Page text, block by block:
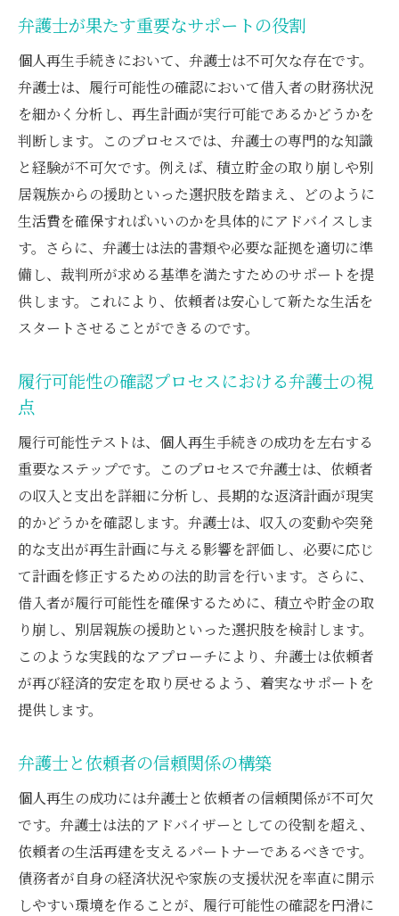
弁護士が果たす重要なサポートの役割
個人再生手続きにおいて、弁護士は不可欠な存在です。
弁護士は、履行可能性の確認において借入者の財務状況
を細かく分析し、再生計画が実行可能であるかどうかを
判断します。このプロセスでは、弁護士の専門的な知識
と経験が不可欠です。例えば、積立貯金の取り崩しや別
居親族からの援助といった選択肢を踏まえ、どのように
生活費を確保すればいいのかを具体的にアドバイスしま
す。さらに、弁護士は法的書類や必要な証拠を適切に準
備し、裁判所が求める基準を満たすためのサポートを提
供します。これにより、依頼者は安心して新たな生活を
スタートさせることができるのです。
履行可能性の確認プロセスにおける弁護士の視
点
履行可能性テストは、個人再生手続きの成功を左右する
重要なステップです。このプロセスで弁護士は、依頼者
の収入と支出を詳細に分析し、長期的な返済計画が現実
的かどうかを確認します。弁護士は、収入の変動や突発
的な支出が再生計画に与える影響を評価し、必要に応じ
て計画を修正するための法的助言を行います。さらに、
借入者が履行可能性を確保するために、積立や貯金の取
り崩し、別居親族の援助といった選択肢を検討します。
このような実践的なアプローチにより、弁護士は依頼者
が再び経済的安定を取り戻せるよう、着実なサポートを
提供します。
弁護士と依頼者の信頼関係の構築
個人再生の成功には弁護士と依頼者の信頼関係が不可欠
です。弁護士は法的アドバイザーとしての役割を超え、
依頼者の生活再建を支えるパートナーであるべきです。
債務者が自身の経済状況や家族の支援状況を率直に開示
しやすい環境を作ることが、履行可能性の確認を円滑に